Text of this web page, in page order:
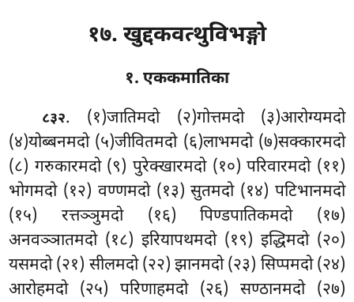
१७. खुद्दकवत्थुविभङ्गो
१. एककमातिका
८३२. (१)जातिमदो (२)गोत्तमदो (३)आरोग्यमदो
(४)योब्बनमदो (५)जीवितमदो (६)लाभमदो (७)सक्कारमदो
(८) गरुकारमदो (९) पुरेक्खारमदो (१०) परिवारमदो (११)
भोगमदो (१२) वण्णमदो (१३) सुतमदो (१४) पटिभानमदो
(१५) रत्तञ्ञुमदो (१६) पिण्डपातिकमदो (१७)
अनवञ्ञातमदो (१८) इरियापथमदो (१९) इद्धिमदो (२०)
यसमदो (२१) सीलमदो (२२) झानमदो (२३) सिप्पमदो (२४)
आरोहमदो (२५) परिणाहमदो (२६) सण्ठानमदो (२७)